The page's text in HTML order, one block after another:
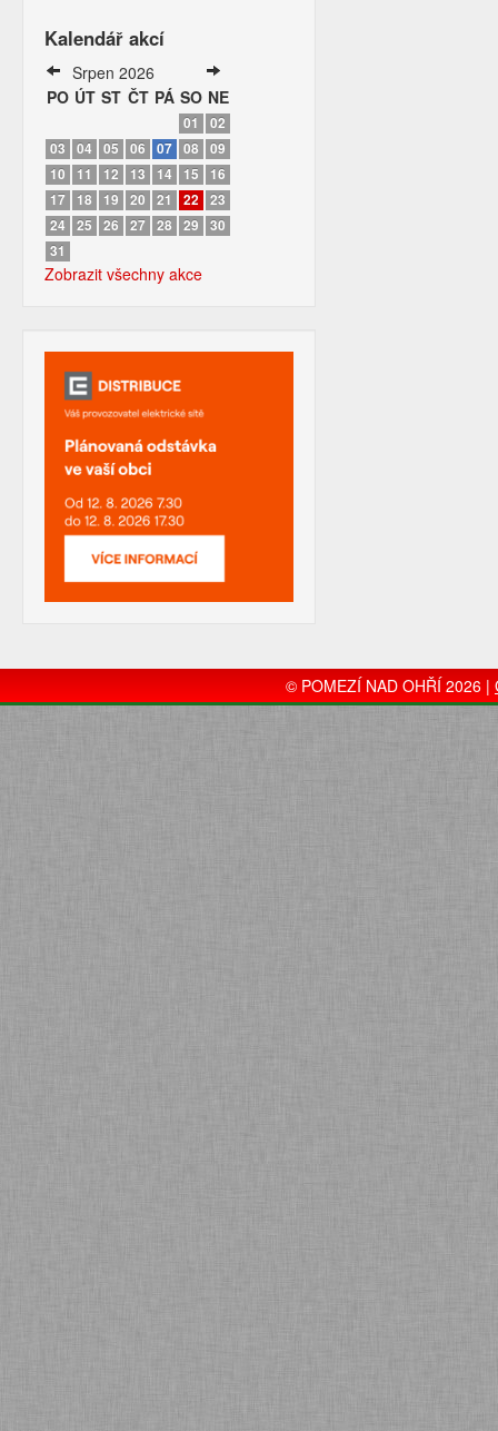
Kalendář akcí
Srpen 2026
PO ÚT ST ČT PÁ SO NE
01
02
03
04 05 06 07 08
09
10
11 12 13 14 15
16
17 18 19 20 21 22
23
24
25 26 27 28 29
30
31
Zobrazit všechny akce
© POMEZÍ NAD OHŘÍ 2026 |